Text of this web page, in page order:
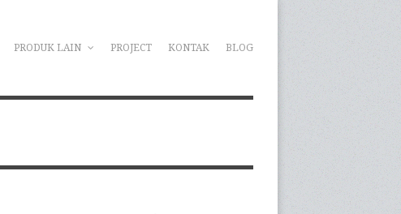
PRODUK LAIN PROJECT KONTAK BLOG